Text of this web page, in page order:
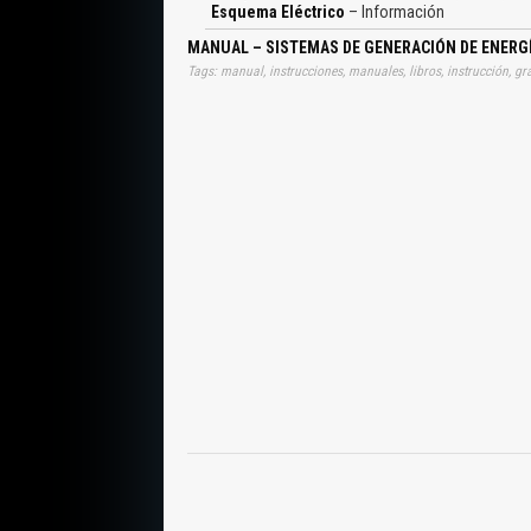
Equilibrada, Tensión Específica, Regulador
Electrónico, Ruidos Eléctricos y Magnéticos,
Alternador, Control Electrónico de Carga en el
Esquema Eléctrico – Información
MANUAL – SISTEMAS DE GENERACIÓN DE